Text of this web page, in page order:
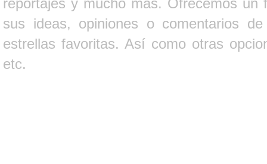
sus ideas, opiniones o comentarios
estrellas favoritas. Así como otras
etc.